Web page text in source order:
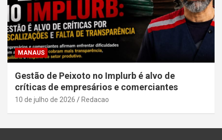
MANAUS
Gestão de Peixoto no Implurb é alvo de
críticas de empresários e comerciantes
10 de julho de 2026 Redacao